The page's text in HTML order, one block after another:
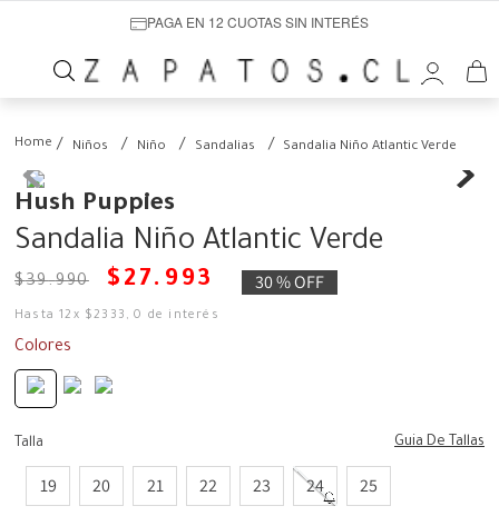
PAGA EN 12 CUOTAS SIN INTERÉS
Niños Niño Sandalias Sandalia Niño Atlantic Verde
Hush Puppies
Sandalia Niño Atlantic Verde
$39.990 $ 27. 993 30 %OFF
Hasta12 x $2333 ,0 de interés
Colores
Talla Guia De Tallas
19 20 21 22 23 24 25